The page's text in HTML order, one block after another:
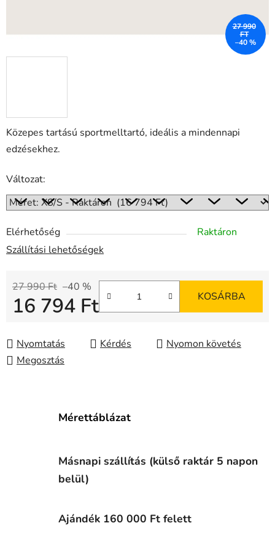
Közepes tartású sportmelltartó, ideális a mindennapi
edzésekhez.
Változat:
Elérhetőség
Raktáron
Szállítási lehetőségek
27 990 Ft –40 %
16 794 Ft KOSÁRBA
Nyomtatás Kérdés
Nyomon követés
Megosztás
27 990
FT
–40 %
Mérettáblázat
Másnapi szállítás (külső raktár 5 napon
belül)
Ajándék 160 000 Ft felett